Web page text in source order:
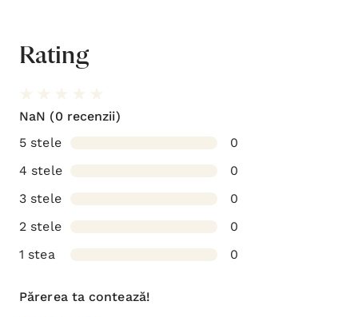
Rating
NaN (0 recenzii)
5 stele
0
4 stele
0
3 stele
0
2 stele
0
1 stea
0
Părerea ta contează!